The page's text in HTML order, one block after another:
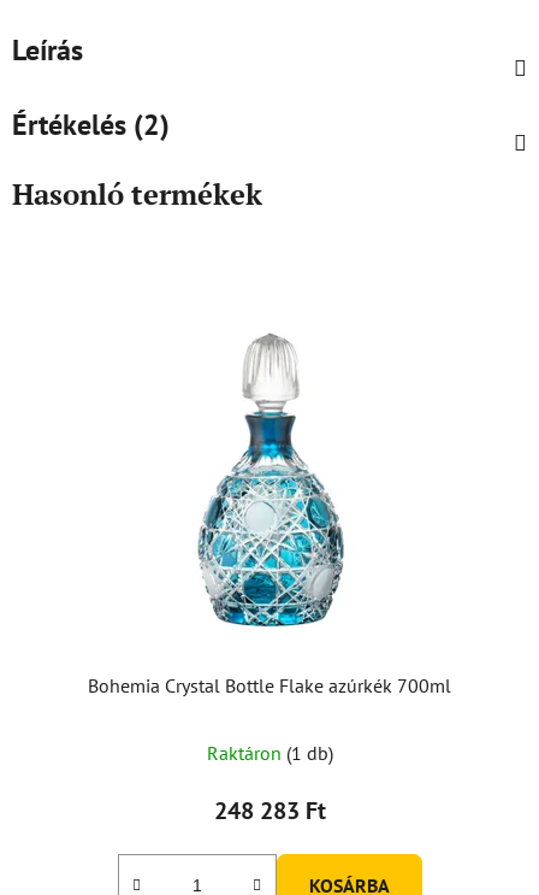
Leírás
Értékelés (2)
Hasonló termékek
Bohemia Crystal Bottle Flake azúrkék 700ml
Raktáron (1 db)
248 283 Ft
KOSÁRBA